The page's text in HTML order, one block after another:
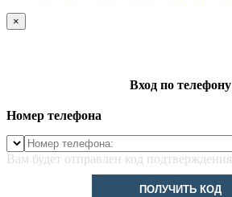
×
Вход по телефону
Номер телефона
Вам будет отправлен код подтверждения
ПОЛУЧИТЬ КОД